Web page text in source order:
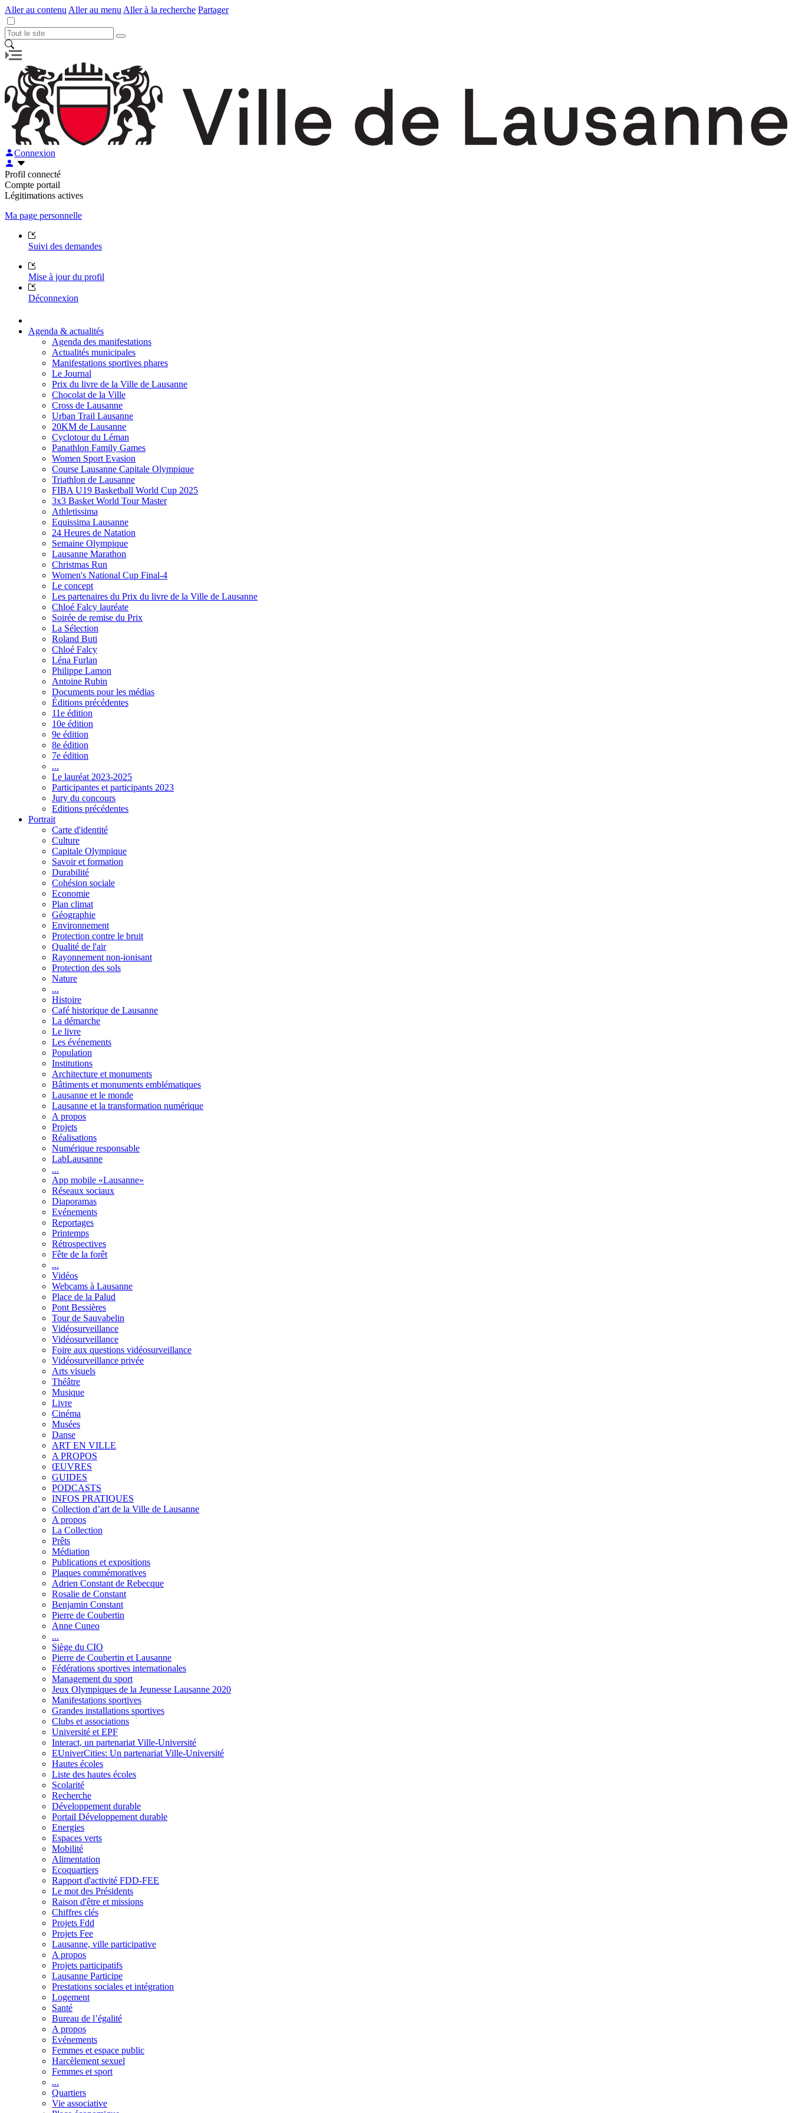
Aller au contenu Aller au menu Aller à la recherche Partager
Connexion
Profil connecté
Compte portail
Légitimations actives
Ma page personnelle
Suivi des demandes
Mise à jour du profil
Déconnexion
Agenda & actualités
Agenda des manifestations
Actualités municipales
Manifestations sportives phares
Le Journal
Prix du livre de la Ville de Lausanne
Chocolat de la Ville
Cross de Lausanne
Urban Trail Lausanne
20KM de Lausanne
Cyclotour du Léman
Panathlon Family Games
Women Sport Evasion
Course Lausanne Capitale Olympique
Triathlon de Lausanne
FIBA U19 Basketball World Cup 2025
3x3 Basket World Tour Master
Athletissima
Equissima Lausanne
24 Heures de Natation
Semaine Olympique
Lausanne Marathon
Christmas Run
Women's National Cup Final-4
Le concept
Les partenaires du Prix du livre de la Ville de Lausanne
Chloé Falcy lauréate
Soirée de remise du Prix
La Sélection
Roland Buti
Chloé Falcy
Léna Furlan
Philippe Lamon
Antoine Rubin
Documents pour les médias
Éditions précédentes
11e édition
10e édition
9e édition
8e édition
7e édition
...
Le lauréat 2023-2025
Participantes et participants 2023
Jury du concours
Editions précédentes
Portrait
Carte d'identité
Culture
Capitale Olympique
Savoir et formation
Durabilité
Cohésion sociale
Economie
Plan climat
Géographie
Environnement
Protection contre le bruit
Qualité de l'air
Rayonnement non-ionisant
Protection des sols
Nature
...
Histoire
Café historique de Lausanne
La démarche
Le livre
Les événements
Population
Institutions
Architecture et monuments
Bâtiments et monuments emblématiques
Lausanne et le monde
Lausanne et la transformation numérique
A propos
Projets
Réalisations
Numérique responsable
LabLausanne
...
App mobile «Lausanne»
Réseaux sociaux
Diaporamas
Evénements
Reportages
Printemps
Rétrospectives
Fête de la forêt
...
Vidéos
Webcams à Lausanne
Place de la Palud
Pont Bessières
Tour de Sauvabelin
Vidéosurveillance
Vidéosurveillance
Foire aux questions vidéosurveillance
Vidéosurveillance privée
Arts visuels
Théâtre
Musique
Livre
Cinéma
Musées
Danse
ART EN VILLE
A PROPOS
ŒUVRES
GUIDES
PODCASTS
INFOS PRATIQUES
Collection d’art de la Ville de Lausanne
A propos
La Collection
Prêts
Médiation
Publications et expositions
Plaques commémoratives
Adrien Constant de Rebecque
Rosalie de Constant
Benjamin Constant
Pierre de Coubertin
Anne Cuneo
...
Siège du CIO
Pierre de Coubertin et Lausanne
Fédérations sportives internationales
Management du sport
Jeux Olympiques de la Jeunesse Lausanne 2020
Manifestations sportives
Grandes installations sportives
Clubs et associations
Université et EPF
Interact, un partenariat Ville-Université
EUniverCities: Un partenariat Ville-Université
Hautes écoles
Liste des hautes écoles
Scolarité
Recherche
Développement durable
Portail Développement durable
Energies
Espaces verts
Mobilité
Alimentation
Ecoquartiers
Rapport d'activité FDD-FEE
Le mot des Présidents
Raison d'être et missions
Chiffres clés
Projets Fdd
Projets Fee
Lausanne, ville participative
A propos
Projets participatifs
Lausanne Participe
Prestations sociales et intégration
Logement
Santé
Bureau de l’égalité
A propos
Evénements
Femmes et espace public
Harcèlement sexuel
Femmes et sport
...
Quartiers
Vie associative